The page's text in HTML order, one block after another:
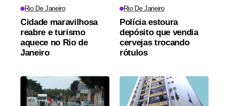
Rio De Janeiro
Cidade maravilhosa
reabre e turismo
aquece no Rio de
Janeiro
Rio De Janeiro
Polícia estoura
depósito que vendia
cervejas trocando
rótulos